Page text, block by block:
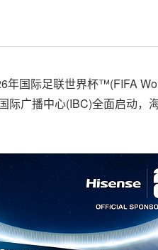
年国际足联世界杯™(FIFA
广播中心(IBC)全面启动，